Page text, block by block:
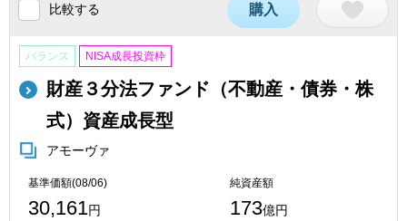
比較する 購入
バランス NISA成長投資枠
財産３分法ファンド（不動産・債券・株
式）資産成長型
アモーヴァ
基準価額(08/06)
30,161円
純資産額
173億円